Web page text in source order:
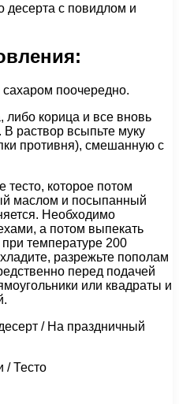
десерта с повидлом и
поочередно.
либо корица и все вновь
раствор всыпьте муку
противня), смешанную с
тесто, которое потом
маслом и посыпанный
Необходимо
а потом выпекать
температуре 200
разрежьте пополам
перед подачей
или квадраты и
/ На праздничный
/ Тесто